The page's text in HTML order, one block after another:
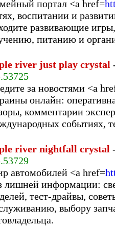
портал <a href=
воспитании и
развивающие
питанию и
river just play crystal
за новостями <a
онлайн:
комментарии
событиях,
river nightfall crystal
автомобилей <a href=
лишней информации:
тест-драйвы,
выбору